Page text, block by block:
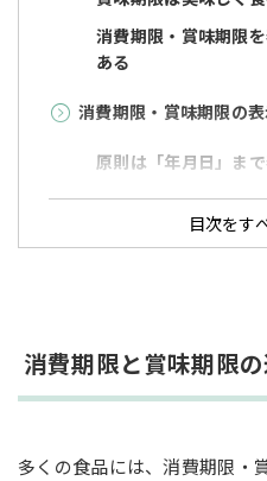
消費期限・賞味期限
ある
消費期限・賞味期限の
原則は「年月日」ま
製造年月日は表示不要
消費期限・賞味期限の
消費期限・賞味期限
目次をす
消費期限と賞味期限
多くの食品には、消費期限・